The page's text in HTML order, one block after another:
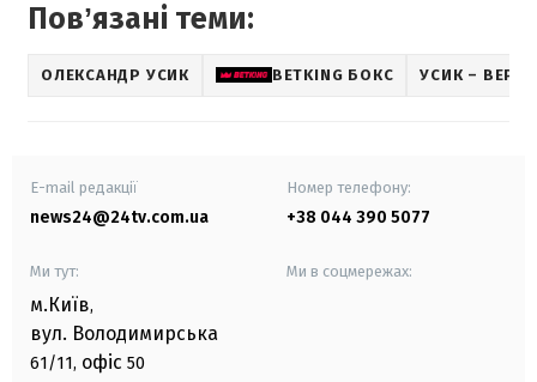
Повʼязані теми:
ОЛЕКСАНДР УСИК BETKING БОКС УСИК –
E-mail редакції
news24@24tv.com.ua
Номер телефону:
+38 044 390 5077
Ми тут:
м.Київ,
вул. Володимирська
61/11, офіс 50
Ми в соцмережах: